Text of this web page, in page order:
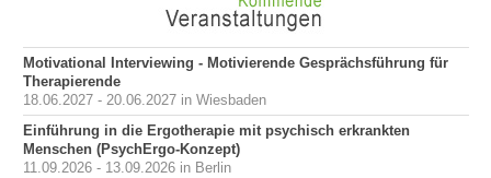
Motivational Interviewing - Motivierende Gesprächsführung für
Therapierende
18.06.2027 - 20.06.2027 in Wiesbaden
Einführung in die Ergotherapie mit psychisch erkrankten
Menschen (PsychErgo-Konzept)
11.09.2026 - 13.09.2026 in Berlin